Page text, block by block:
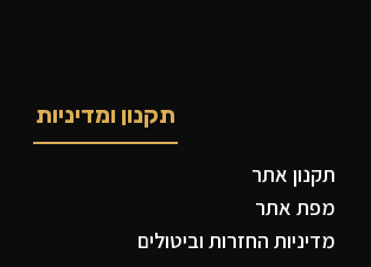
תקנון ומדיניות
תקנון אתר
מפת אתר
מדיניות החזרות וביטולים